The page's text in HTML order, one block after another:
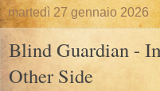
martedì 27 gennaio 2026
Blind Guardian -
Other Side